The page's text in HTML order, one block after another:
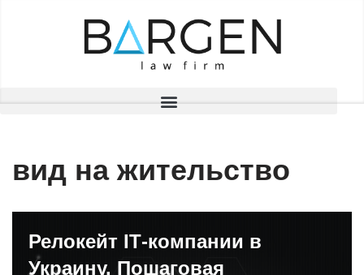
вид на жительство
Релокейт ІТ-компании в
Украину. Пошаговая